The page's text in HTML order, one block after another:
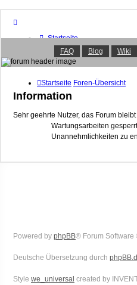
Startseite
Foren-Übersicht
FAQ
Suche
Aktive Themen
Das Team
Anmelden
FAQ Blog Wiki
Startseite Foren-Übersicht
Information
Sehr geehrte Nutzer, das Forum
Wartungsarbeiten
Unannehmlichkeiten zu
Powered by phpBB® Forum Software
Deutsche Übersetzung durch
Style we_universal created by